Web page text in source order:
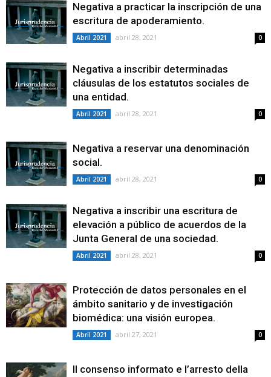
Negativa a practicar la inscripción de una
escritura de apoderamiento.
Abril 2021 abril 28, 2021 0
Negativa a inscribir determinadas
cláusulas de los estatutos sociales de
una entidad.
Abril 2021 abril 28, 2021 0
Negativa a reservar una denominación
social.
Abril 2021 abril 28, 2021 0
Negativa a inscribir una escritura de
elevación a público de acuerdos de la
Junta General de una sociedad.
Abril 2021 abril 28, 2021 0
Protección de datos personales en el
ámbito sanitario y de investigación
biomédica: una visión europea.
Abril 2021 abril 27, 2021 0
Il consenso informato e l’arresto della